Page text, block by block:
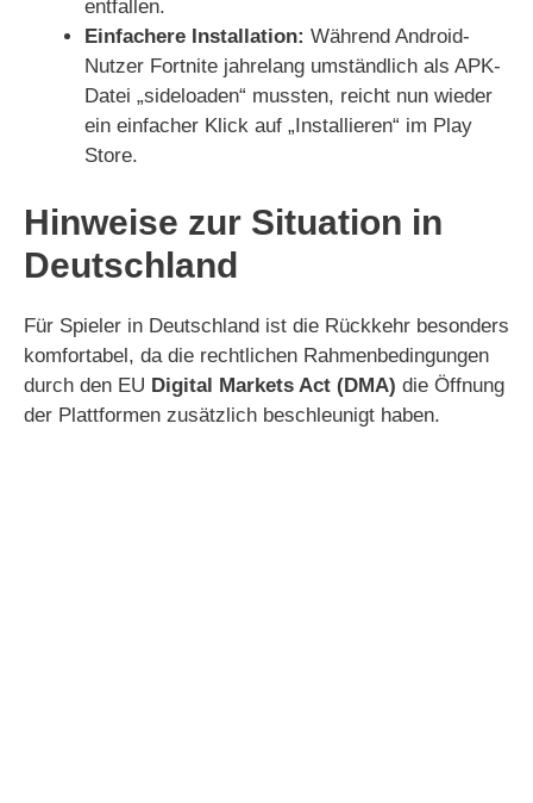
entfallen.
Einfachere Installation: Während Android-
Nutzer Fortnite jahrelang umständlich als APK-
Datei „sideloaden“ mussten, reicht nun wieder
ein einfacher Klick auf „Installieren“ im Play
Store.
Hinweise zur Situation in
Deutschland
Für Spieler in Deutschland ist die Rückkehr besonders
komfortabel, da die rechtlichen Rahmenbedingungen
durch den EU Digital Markets Act (DMA) die Öffnung
der Plattformen zusätzlich beschleunigt haben.